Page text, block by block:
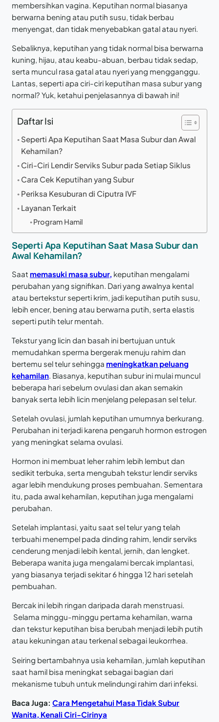
membersihkan vagina. Keputihan normal biasanya
berwarna bening atau putih susu, tidak berbau
menyengat, dan tidak menyebabkan gatal atau nyeri.
Sebaliknya, keputihan yang tidak normal bisa berwarna
kuning, hijau, atau keabu-abuan, berbau tidak sedap,
serta muncul rasa gatal atau nyeri yang mengganggu.
Lantas, seperti apa ciri-ciri keputihan masa subur yang
normal? Yuk, ketahui penjelasannya di bawah ini!
Daftar Isi
Seperti Apa Keputihan Saat Masa Subur dan Awal
Kehamilan?
Ciri-Ciri Lendir Serviks Subur pada Setiap Siklus
Cara Cek Keputihan yang Subur
Periksa Kesuburan di Ciputra IVF
Layanan Terkait
Program Hamil
Seperti Apa Keputihan Saat Masa Subur dan
Awal Kehamilan?
Saat memasuki masa subur, keputihan mengalami
perubahan yang signifikan. Dari yang awalnya kental
atau bertekstur seperti krim, jadi keputihan putih susu,
lebih encer, bening atau berwarna putih, serta elastis
seperti putih telur mentah.
Tekstur yang licin dan basah ini bertujuan untuk
memudahkan sperma bergerak menuju rahim dan
bertemu sel telur sehingga meningkatkan peluang
kehamilan. Biasanya, keputihan subur ini mulai muncul
beberapa hari sebelum ovulasi dan akan semakin
banyak serta lebih licin menjelang pelepasan sel telur.
Setelah ovulasi, jumlah keputihan umumnya berkurang.
Perubahan ini terjadi karena pengaruh hormon estrogen
yang meningkat selama ovulasi.
Hormon ini membuat leher rahim lebih lembut dan
sedikit terbuka, serta mengubah tekstur lendir serviks
agar lebih mendukung proses pembuahan. Sementara
itu, pada awal kehamilan, keputihan juga mengalami
perubahan.
Setelah implantasi, yaitu saat sel telur yang telah
terbuahi menempel pada dinding rahim, lendir serviks
cenderung menjadi lebih kental, jernih, dan lengket.
Beberapa wanita juga mengalami bercak implantasi,
yang biasanya terjadi sekitar 6 hingga 12 hari setelah
pembuahan.
Bercak ini lebih ringan daripada darah menstruasi.
Selama minggu-minggu pertama kehamilan, warna
dan tekstur keputihan bisa berubah menjadi lebih putih
atau kekuningan atau terkenal sebagai leukorrhea.
Seiring bertambahnya usia kehamilan, jumlah keputihan
saat hamil bisa meningkat sebagai bagian dari
mekanisme tubuh untuk melindungi rahim dari infeksi.
Baca Juga: Cara Mengetahui Masa Tidak Subur
Wanita, Kenali Ciri-Cirinya